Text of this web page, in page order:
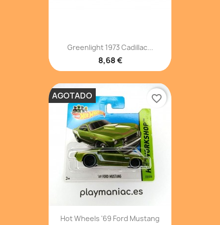
Greenlight 1973 Cadillac...
8,68 €
Hot Wheels '69 Ford Mustang
AGOTADO favorite_border